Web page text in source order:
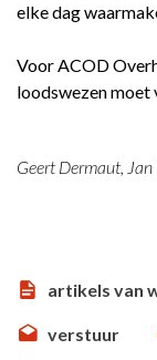
elke dag
Voor ACOD
loodswezen
Geert Dermaut, Jan
artikels van
verstuur